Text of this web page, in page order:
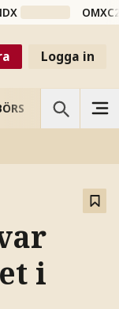
Logga in
VETENSKAP
i